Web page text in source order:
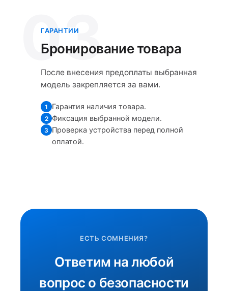
03
ГАРАНТИИ
Бронирование товара
После внесения предоплаты выбранная
модель закрепляется за вами.
1 Гарантия наличия товара.
2 Фиксация выбранной модели.
3 Проверка устройства перед полной
оплатой.
ЕСТЬ СОМНЕНИЯ?
Ответим на любой
вопрос о безопасности